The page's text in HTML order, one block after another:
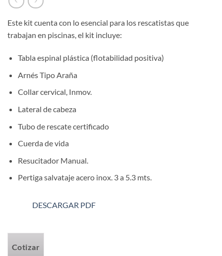
Este kit cuenta con lo esencial para los rescatistas que
trabajan en piscinas, el kit incluye:
Tabla espinal plástica (flotabilidad positiva)
Arnés Tipo Araña
Collar cervical, Inmov.
Lateral de cabeza
Tubo de rescate certificado
Cuerda de vida
Resucitador Manual.
Pertiga salvataje acero inox. 3 a 5.3 mts.
DESCARGAR PDF
Cotizar